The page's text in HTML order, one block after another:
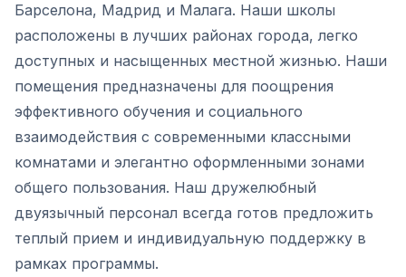
Барселона, Мадрид и Малага. Наши школы
расположены в лучших районах города, легко
доступных и насыщенных местной жизнью. Наши
помещения предназначены для поощрения
эффективного обучения и социального
взаимодействия с современными классными
комнатами и элегантно оформленными зонами
общего пользования. Наш дружелюбный
двуязычный персонал всегда готов предложить
теплый прием и индивидуальную поддержку в
рамках программы.